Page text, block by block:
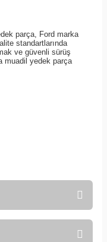
parça, Ford marka
standartlarında
ve güvenli sürüş
muadil yedek parça